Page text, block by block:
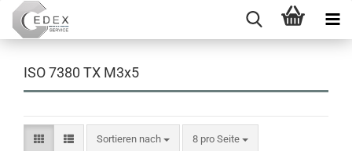
ISO 7380 TX M3x5
Sortieren nach
Sortieren nach 8 pro Seite
pro Seite